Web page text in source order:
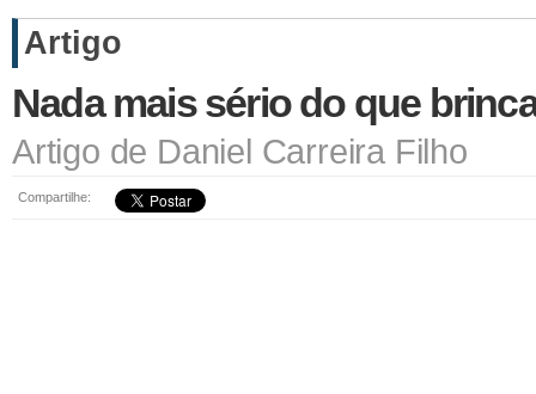
Artigo
Nada mais sério do que
Artigo de Daniel Carreira Filho
Compartilhe: